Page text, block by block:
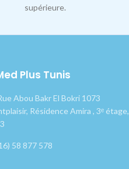
supérieure.
Plus Tunis
Abou Bakr El Bokri 1073
Résidence Amira , 3ᵉ étage,
58 877 578